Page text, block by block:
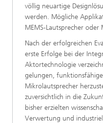
völlig neuartige
werden. Mögliche
MEMS-Lautsprecher oder
Nach der erfolgreichen
erste Erfolge bei der
Aktortechnologie
gelungen,
Mikrolautsprecher
zuversichtlich in die
bisher erzielten
Verwertung und